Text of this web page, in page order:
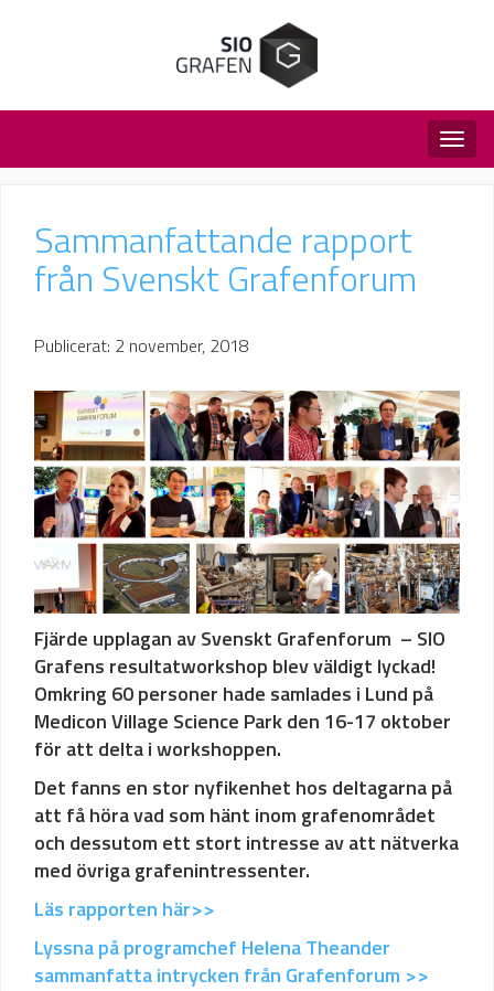
Sammanfattande rapport
från Svenskt Grafenforum
Publicerat: 2 november, 2018
Fjärde upplagan av Svenskt Grafenforum – SIO
Grafens resultatworkshop blev väldigt lyckad!
Omkring 60 personer hade samlades i Lund på
Medicon Village Science Park den 16-17 oktober
för att delta i workshoppen.
Det fanns en stor nyfikenhet hos deltagarna på
att få höra vad som hänt inom grafenområdet
och dessutom ett stort intresse av att nätverka
med övriga grafenintressenter.
Läs rapporten här>>
Lyssna på programchef Helena Theander
sammanfatta intrycken från Grafenforum >>